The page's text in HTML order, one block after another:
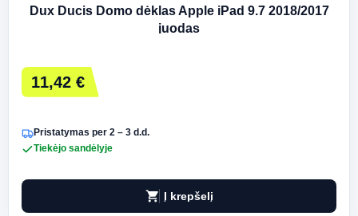
Dux Ducis Domo dėklas Apple iPad 9.7 2018/2017
juodas
11,42 €
Pristatymas per 2 – 3 d.d.
Tiekėjo sandėlyje
shopping_cart Į krepšelį